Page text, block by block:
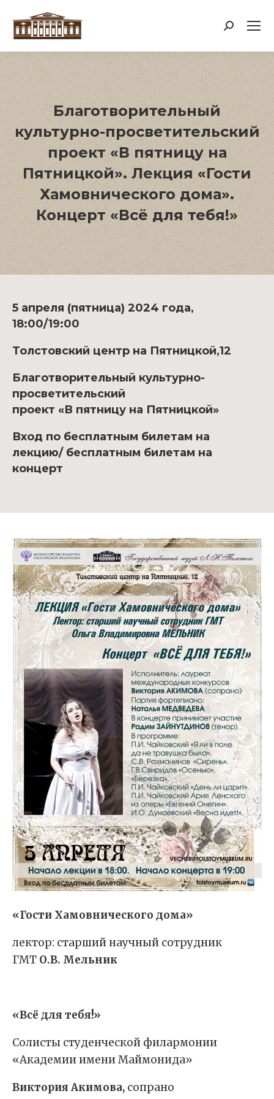
Поиск:
Благотворительный
культурно-просветительский
проект «В пятницу на
Пятницкой». Лекция «Гости
Хамовнического дома».
Концерт «Всё для тебя!»
5 апреля (пятница) 2024 года,
18:00/19:00
Толстовский центр на Пятницкой,12
Благотворительный культурно-
просветительский
проект «В пятницу на Пятницкой»
Вход по бесплатным билетам на
лекцию/ бесплатным билетам на
концерт
«Гости Хамовнического дома»
лектор: старший научный сотрудник
ГМТ О.В. Мельник
«Всё для тебя!»
Солисты студенческой филармонии
«Академии имени Маймонида»
Виктория Акимова, сопрано